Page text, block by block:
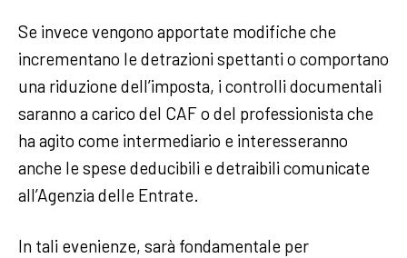
Se invece vengono apportate modifiche che
incrementano le detrazioni spettanti o comportano
una riduzione dell’imposta, i controlli documentali
saranno a carico del CAF o del professionista che
ha agito come intermediario e interesseranno
anche le spese deducibili e detraibili comunicate
all’Agenzia delle Entrate.
In tali evenienze, sarà fondamentale per